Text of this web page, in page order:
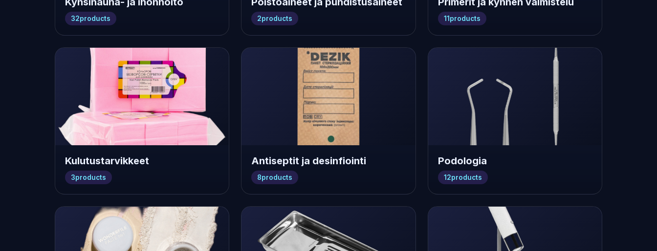
32products 2products 11 products
Kulutustarvikkeet
3products
Antiseptit ja desinfiointi
8products
Podologia
12products